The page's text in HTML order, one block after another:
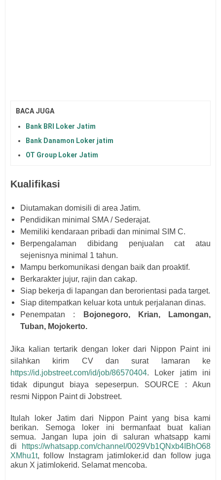
BACA JUGA
Bank BRI Loker Jatim
Bank Danamon Loker jatim
OT Group Loker Jatim
Kualifikasi
Diutamakan domisili di area Jatim.
Pendidikan minimal SMA / Sederajat.
Memiliki kendaraan pribadi dan minimal SIM C.
Berpengalaman dibidang penjualan cat atau
sejenisnya minimal 1 tahun.
Mampu berkomunikasi dengan baik dan proaktif.
Berkarakter jujur, rajin dan cakap.
Siap bekerja di lapangan dan berorientasi pada target.
Siap ditempatkan keluar kota untuk perjalanan dinas.
Penempatan :
Bojonegoro, Krian, Lamongan,
Tuban, Mojokerto.
Jika kalian tertarik dengan loker dari Nippon Paint ini
silahkan kirim CV dan surat lamaran ke
https://id.jobstreet.com/id/job/86570404. Loker jatim ini
tidak dipungut biaya sepeserpun. SOURCE : Akun
resmi Nippon Paint di Jobstreet.
Itulah loker Jatim dari Nippon Paintyang bisa kami
berikan. Semoga loker ini bermanfaat buat kalian
semua. Jangan lupa join di saluran whatsapp kami
di
https://whatsapp.com/channel/0029Vb1QNxb4IBhO68
XMhu1t, follow Instagram jatimloker.id dan follow juga
akun X jatimlokerid. Selamat mencoba.